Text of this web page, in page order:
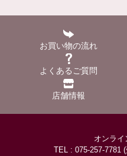
お買い物の流れ
よくあるご質問
店舗情報
オンラ
TEL : 075-257-7781